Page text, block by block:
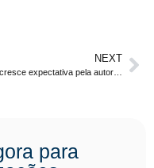
NEXT
PRF: cresce expectativa pela autorização do concurso
para